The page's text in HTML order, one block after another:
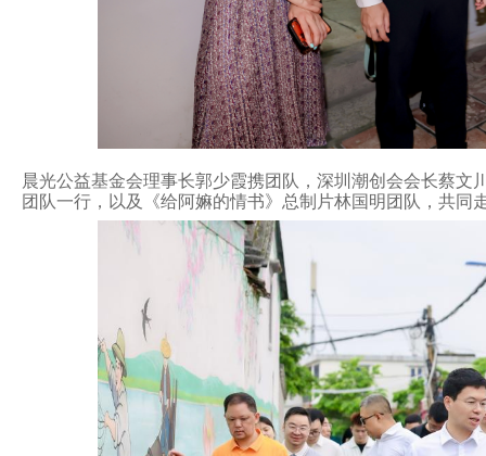
晨光公益基金会理事长郭少霞携团队，深圳潮创会会长蔡
团队一行，以及《给阿嫲的情书》总制片林国明团队，共